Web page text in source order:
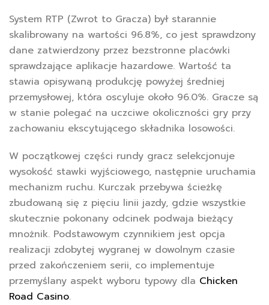
System RTP (Zwrot to Gracza) był starannie
skalibrowany na wartości 96.8%, co jest sprawdzony
dane zatwierdzony przez bezstronne placówki
sprawdzające aplikacje hazardowe. Wartość ta
stawia opisywaną produkcję powyżej średniej
przemysłowej, która oscyluje około 96.0%. Gracze są
w stanie polegać na uczciwe okoliczności gry przy
zachowaniu ekscytującego składnika losowości.
W początkowej części rundy gracz selekcjonuje
wysokość stawki wyjściowego, następnie uruchamia
mechanizm ruchu. Kurczak przebywa ścieżkę
zbudowaną się z pięciu linii jazdy, gdzie wszystkie
skutecznie pokonany odcinek podwaja bieżący
mnożnik. Podstawowym czynnikiem jest opcja
realizacji zdobytej wygranej w dowolnym czasie
przed zakończeniem serii, co implementuje
przemyślany aspekt wyboru typowy dla Chicken
Road Casino.